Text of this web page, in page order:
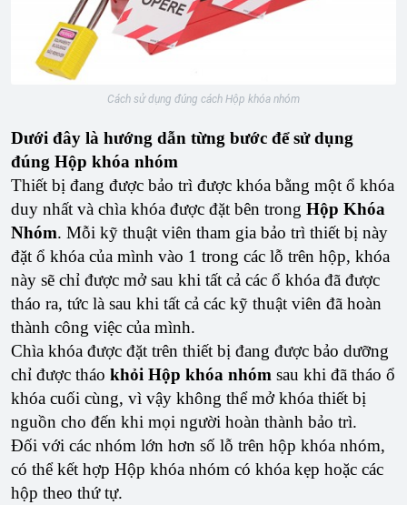
Cách sử dụng đúng cách Hộp khóa nhóm
Dưới đây là hướng dẫn từng bước để sử dụng
đúng Hộp khóa nhóm
Thiết bị đang được bảo trì được khóa bằng một ổ khóa
duy nhất và chìa khóa được đặt bên trong Hộp Khóa
Nhóm. Mỗi kỹ thuật viên tham gia bảo trì thiết bị này
đặt ổ khóa của mình vào 1 trong các lỗ trên hộp, khóa
này sẽ chỉ được mở sau khi tất cả các ổ khóa đã được
tháo ra, tức là sau khi tất cả các kỹ thuật viên đã hoàn
thành công việc của mình.
Chìa khóa được đặt trên thiết bị đang được bảo dưỡng
chỉ được tháo khỏi Hộp khóa nhóm sau khi đã tháo ổ
khóa cuối cùng, vì vậy không thể mở khóa thiết bị
nguồn cho đến khi mọi người hoàn thành bảo trì.
Đối với các nhóm lớn hơn số lỗ trên hộp khóa nhóm,
có thể kết hợp Hộp khóa nhóm có khóa kẹp hoặc các
hộp theo thứ tự.